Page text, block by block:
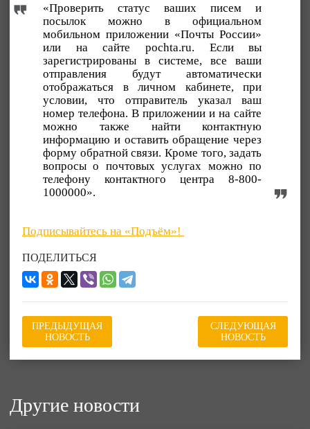
«Проверить статус ваших писем и
посылок можно в официальном
мобильном приложении «Почты России»
или на сайте pochta.ru. Если вы
зарегистрированы в системе, все ваши
отправления будут автоматически
отображаться в личном кабинете, при
условии, что отправитель указал ваш
номер телефона. В приложении и на сайте
можно также найти контактную
информацию и оставить обращение через
форму обратной связи. Кроме того, задать
вопросы о почтовых услугах можно по
телефону контактного центра 8-800-
1000000».
Подписывайтесь на «Подъём»!
ПОДЕЛИТЬСЯ
ПРЕДЫДУЩАЯ
НОВОСТЬ
СЛЕДУЮЩАЯ
НОВОСТЬ
Другие новости